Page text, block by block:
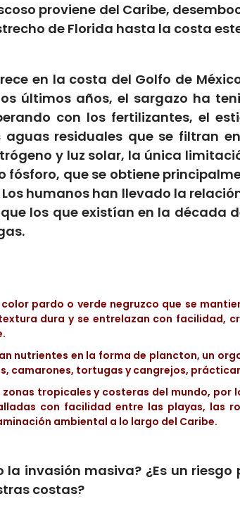
proviene del Caribe,
de Florida hasta la costa
en la costa del Golfo de
últimos años, el sargazo ha
con los fertilizantes, el
residuales que se filtran
y luz solar, la única
fósforo, que se obtiene
humanos han llevado la
los que existían en la década
pardo o verde negruzco que se
dura y se entrelazan con facilidad,
nutrientes en la forma de plancton, un
camarones, tortugas y cangrejos,
tropicales y costeras del mundo,
con facilidad entre las playas, las
ambiental a lo largo del Caribe.
la invasión masiva? ¿Es un
costas?